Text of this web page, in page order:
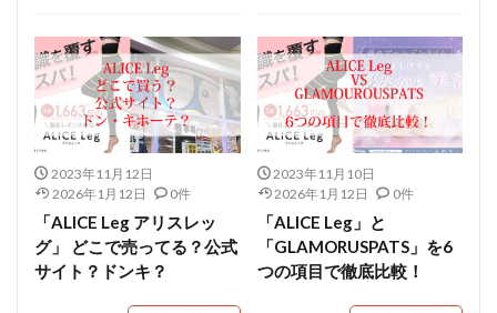
2023年11月12日
2026年1月12日
0件
「ALICE Leg アリスレッ
グ」 どこで売ってる？公式
サイト？ドンキ？
2023年11月10日
2026年1月12日
0件
「ALICE Leg」と
「GLAMORUSPATS」を6
つの項目で徹底比較！